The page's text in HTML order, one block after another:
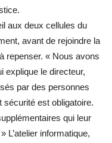
aux deux cellules du
avant de rejoindre la
repenser. « Nous avons
explique le directeur,
par des personnes
sécurité est obligatoire.
qui leur
L’atelier informatique,